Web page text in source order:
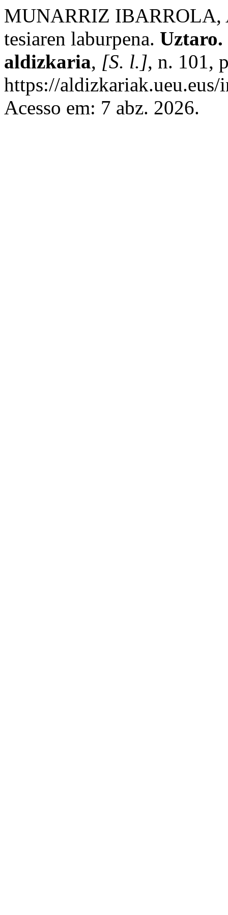
MUNARRIZ IBARROLA,
tesiaren laburpena. Uztaro.
aldizkaria, [S. l.], n. 101,
https://
Acesso em: 7 abz. 2026.